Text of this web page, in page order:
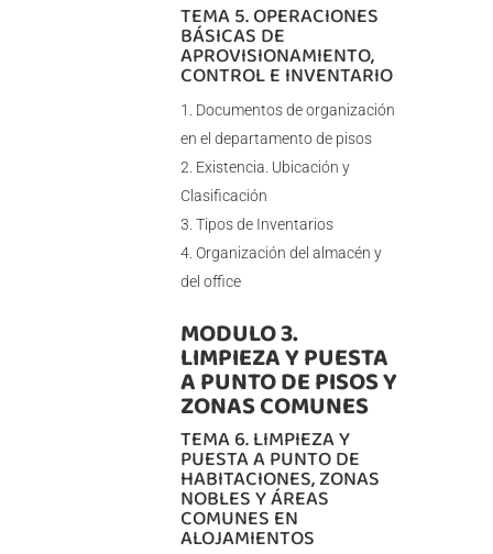
TEMA 5. OPERACIONES
BÁSICAS DE
APROVISIONAMIENTO,
CONTROL E INVENTARIO
Documentos de organización
en el departamento de pisos
Existencia. Ubicación y
Clasificación
Tipos de Inventarios
Organización del almacén y
del office
MODULO 3.
LIMPIEZA Y PUESTA
A PUNTO DE PISOS Y
ZONAS COMUNES
TEMA 6. LIMPIEZA Y
PUESTA A PUNTO DE
HABITACIONES, ZONAS
NOBLES Y ÁREAS
COMUNES EN
ALOJAMIENTOS